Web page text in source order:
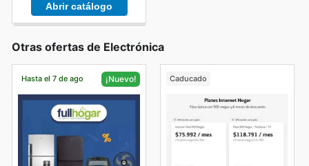
Abrir catálogo
Otras ofertas de Electrónica
Hasta el 7 de ago ¡Nuevo! Caducado